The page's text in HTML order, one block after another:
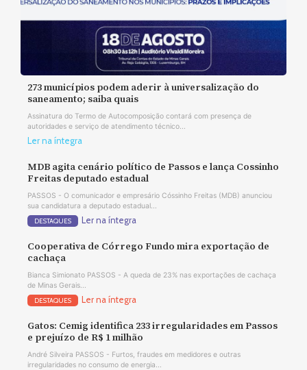
273 municípios podem aderir à universalização do
saneamento; saiba quais
Assinatura do Termo de Autocomposição contará com presença de
autoridades e serviço de atendimento técnico...
Ler na íntegra
MDB agita cenário político de Passos e lança Cossinho
Freitas deputado estadual
PASSOS - O comunicador e empresário Cóssinho Freitas (MDB) anunciou
sua candidatura a deputado estadual...
DESTAQUES Ler na íntegra
Cooperativa de Córrego Fundo mira exportação de
cachaça
Bianca Simionato PASSOS - A queda de 23% nas exportações de cachaça
de Minas Gerais...
DESTAQUES Ler na íntegra
Gatos: Cemig identifica 233 irregularidades em Passos
e prejuízo de R$ 1 milhão
André Silveira PASSOS - Furtos, fraudes em medidores e outras
irregularidades no consumo de energia...